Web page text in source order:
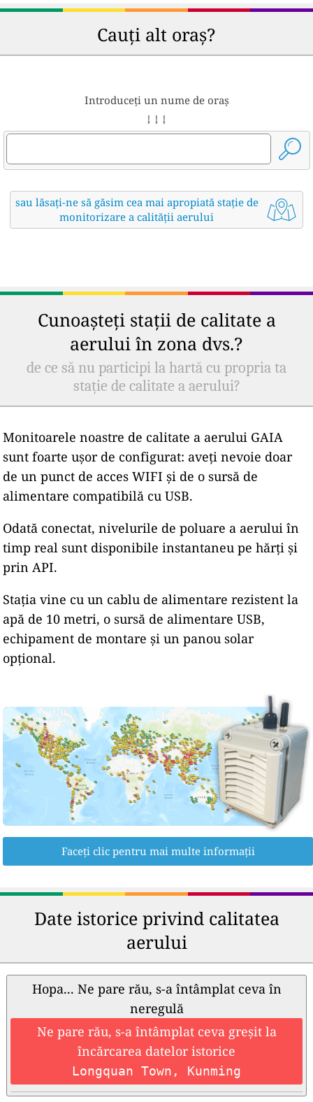
Cauți alt oraș?
Introduceți un nume de oraș
↓ ↓ ↓
sau lăsați-ne să găsim cea mai apropiată stație de
monitorizare a calității aerului
Cunoașteți stații de calitate a
aerului în zona dvs.?
de ce să nu participi la hartă cu propria ta
stație de calitate a aerului?
Monitoarele noastre de calitate a aerului GAIA
sunt foarte ușor de configurat: aveți nevoie doar
de un punct de acces WIFI și de o sursă de
alimentare compatibilă cu USB.
Odată conectat, nivelurile de poluare a aerului în
timp real sunt disponibile instantaneu pe hărți și
prin API.
Stația vine cu un cablu de alimentare rezistent la
apă de 10 metri, o sursă de alimentare USB,
echipament de montare și un panou solar
opțional.
Faceți clic pentru mai multe informații
Date istorice privind calitatea
aerului
Hopa... Ne pare rău, s-a întâmplat ceva în
neregulă
Ne pare rău, s-a întâmplat ceva greșit la
încărcarea datelor istorice
Longquan Town, Kunming